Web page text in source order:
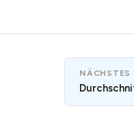
NÄCHSTES